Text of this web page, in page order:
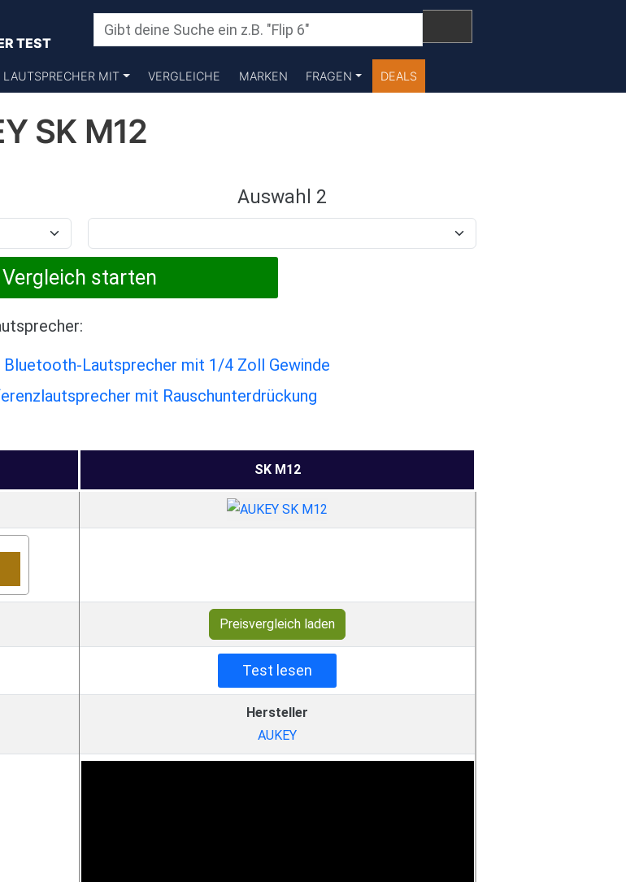
TEST
LAUTSPRECHER MIT VERGLEICHE MARKEN FRAGEN DEALS
SK M12
Auswahl 2
Lautsprecher mit 1/4 Zoll Gewinde
mit Rauschunterdrückung
SK M12
Preisvergleich laden
Test lesen
Hersteller
AUKEY